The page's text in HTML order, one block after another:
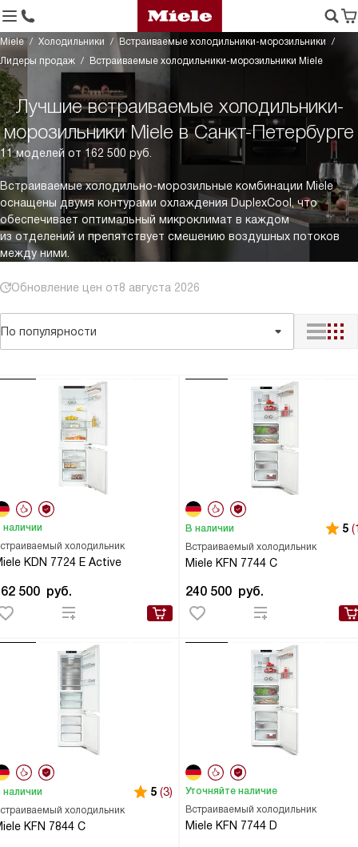
Miele Холодильники
Встраиваемые холодильники-морозильники
Лидеры продаж
Встраиваемые холодильники-морозильники Miele
Лучшие встраиваемые холодильники-
морозильники Miele в Санкт-Петербурге
11 моделей от 162 500 руб.
Встраиваемые холодильно-морозильные комбинации Miele
оснащены двумя контурами охлаждения DuplexCool, что
обеспечивает оптимальный микроклимат в каждом
из отделений и препятствует смешению воздушных потоков
между ними.
Обновление цен от8 августа 2026
По популярности
холодильник
KDN 7724 E Active
наличии
500 руб.
Встраиваемый холодильник
Miele KFN 7744 C
В наличии 5
240 500 руб.
холодильник
KFN 7844 C
наличии 5 (3)
Встраиваемый холодильник
Miele KFN 7744 D
Уточняйте наличие